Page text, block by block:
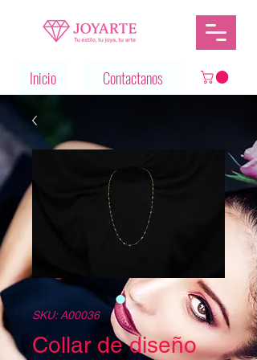
Inicio Contactanos
SKU: A00036
Collar de diseño